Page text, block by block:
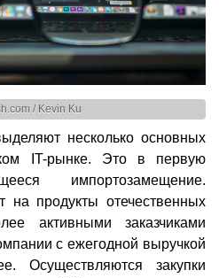
/ Kevin Ku
несколько основных
IT-рынке. Это в первую
импортозамещение.
на продукты отечественных
активными заказчиками
с ежегодной выручкой
Осуществляются закупки